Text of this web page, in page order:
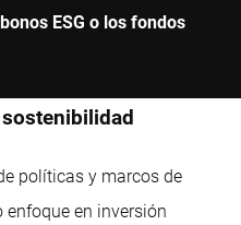
ESG o los fondos
políticas y marcos de
enfoque en inversión